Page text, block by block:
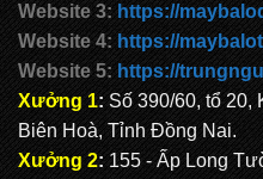
Website 3: https://
Website 4: https://
Website 5: https://
Xưởng 1: Số 390/60, tổ 20,
Biên Hoà, Tỉnh Đồng Nai.
Xưởng 2: 155 - Ấp Long